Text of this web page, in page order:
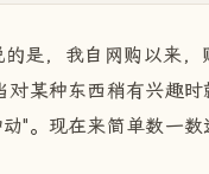
是，我自网购以来，
某种东西稍有兴趣时
"。现在来简单数一数